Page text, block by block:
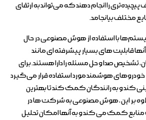
را انجام دهند که می‌تواند به ارتقای
مختلف بیانجامد.
با استفاده از هوش مصنوعی در حال
قابلیت های بسیار پیشرفته ای مانند
تشخیص صدا و حل مسئله را دارا هستند. برای
هوشمند مورد استفاده قرار می‌گیرد
کند و به رانندگان کمک کند تا بهترین
بر این ، هوش مصنوعی به شرکت ها در
کمک می کند و به آنها امکان تحلیل